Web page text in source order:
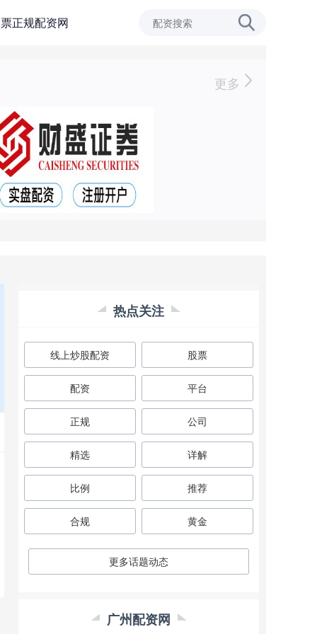
正规配资网
更多
热点关注
线上炒股配资 股票
配资 平台
正规 公司
精选 详解
比例 推荐
合规 黄金
更多话题动态
广州配资网